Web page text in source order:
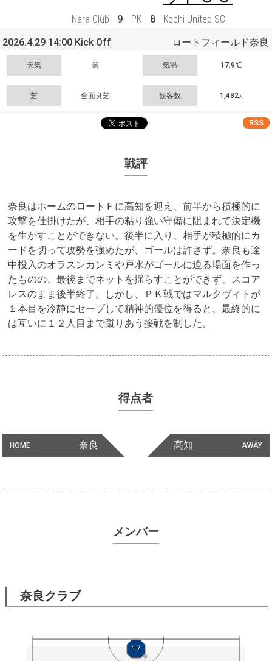
Nara Club 9 PK 8
Kochi United SC
2026.4.29 14:00 Kick Off
ロートフィールド奈良
天気 曇 気温 17.9℃
芝 全面良芝 観客数 1,482人
RSS
戦評
奈良はホームのロートＦに高知を迎え、前半から積極的に
攻撃を仕掛けたが、相手の粘り強い守備に阻まれて決定機
を生かすことができない。後半に入り、相手が積極的にカ
ードを切って攻勢を強めたが、ゴールは許さず。奈良も途
中投入のオラスンカンミや戸水がゴールに迫る場面を作っ
たものの、最後までネットを揺らすことができず、スコア
レスのまま後半終了。しかし、ＰＫ戦ではマルクヴィトが
１本目を冷静にセーブして精神的優位を得ると、最終的に
は互いに１２人目まで蹴りあう接戦を制した。
得点者
HOME 奈良 AWAY
高知
メンバー
奈良クラブ